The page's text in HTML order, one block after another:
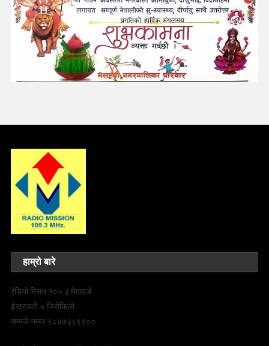
हाम्रो बारे
रेडियो मिसन १०५.३ मेगाहर्ज
ईन्द्रावती ५ जिरोकिलो
सम्पर्क नम्बर ९८४७३८९९००